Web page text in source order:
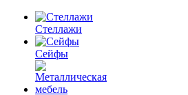
Стеллажи
Сейфы